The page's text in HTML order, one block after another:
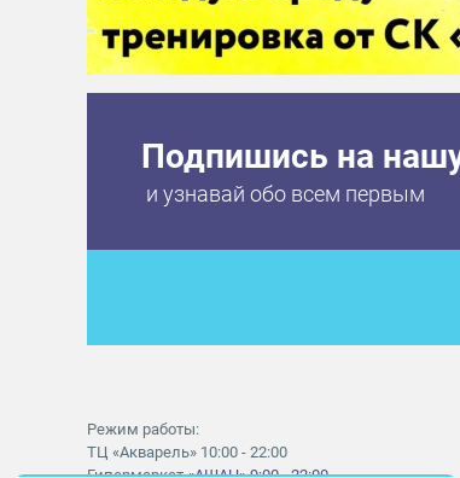
Подпишись на
и узнавай обо всем первым
Режим работы:
ТЦ «Акварель» 10:00 - 22:00